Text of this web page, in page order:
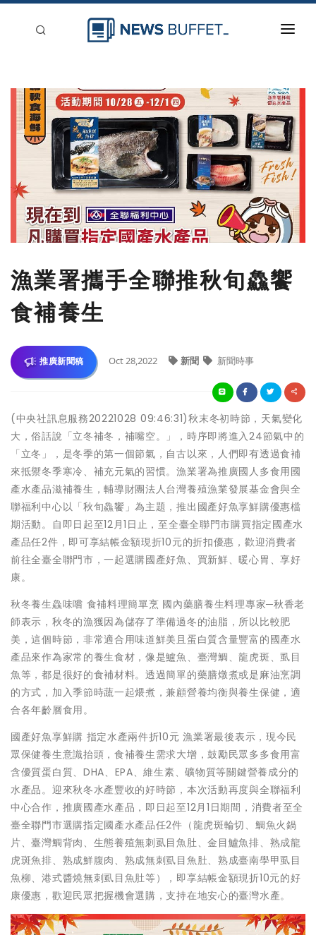
新聞稿分類
登入
刊登
漁業署攜手全聯推秋旬鱻饗
食補養生
推廣新聞稿 Oct 28,2022 新聞 新聞時事
(中央社訊息服務20221028 09:46:31)秋末冬初時節，天氣變化
大，俗話說「立冬補冬，補嘴空。」，時序即將進入24節氣中的
「立冬」，是冬季的第一個節氣，自古以來，人們即有透過食補
來抵禦冬季寒冷、補充元氣的習慣。漁業署為推廣國人多食用國
產水產品滋補養生，輔導財團法人台灣養殖漁業發展基金會與全
聯福利中心以「秋旬鱻饗」為主題，推出國產好魚享鮮購優惠檔
期活動。自即日起至12月1日止，至全臺全聯門市購買指定國產水
產品任2件，即可享結帳金額現折10元的折扣優惠，歡迎消費者
前往全臺全聯門市，一起選購國產好魚、買新鮮、暖心胃、享好
康。
秋冬養生鱻味嚐 食補料理簡單烹 國內藥膳養生料理專家─秋香老
師表示，秋冬的漁獲因為儲存了準備過冬的油脂，所以比較肥
美，這個時節，非常適合用味道鮮美且蛋白質含量豐富的國產水
產品來作為家常的養生食材，像是鱸魚、臺灣鯛、龍虎斑、虱目
魚等，都是很好的食補材料。透過簡單的藥膳燉煮或是麻油烹調
的方式，加入季節時蔬一起煨煮，兼顧營養均衡與養生保健，適
合各年齡層食用。
國產好魚享鮮購 指定水產兩件折10元 漁業署最後表示，現今民
眾保健養生意識抬頭，食補養生需求大增，鼓勵民眾多多食用富
含優質蛋白質、DHA、EPA、維生素、礦物質等關鍵營養成分的
水產品。迎來秋冬水產豐收的好時節，本次活動再度與全聯福利
中心合作，推廣國產水產品，即日起至12月1日期間，消費者至全
臺全聯門市選購指定國產水產品任2件（龍虎斑輪切、鯛魚火鍋
片、臺灣鯛背肉、生態養殖無刺虱目魚肚、金目鱸魚排、熟成龍
虎斑魚排、熟成鮮腹肉、熟成無刺虱目魚肚、熟成臺南學甲虱目
魚柳、港式醬燒無刺虱目魚肚等），即享結帳金額現折10元的好
康優惠，歡迎民眾把握機會選購，支持在地安心的臺灣水產。